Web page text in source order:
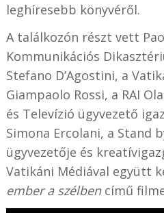
leghíresebb könyvéről.
A találkozón részt vett
Kommunikációs
Stefano D’Agostini, a
Giampaolo Rossi, a RAI
és Televízió ügyvezető
Simona Ercolani, a Stand
ügyvezetője és
Vatikáni Médiával együtt
ember a szélbencímű